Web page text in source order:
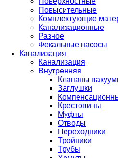
Повысительные
Комплектующие
Канализационные
Разное
Фекальные насосы
Канализация
Канализация
Внутренняя
Клапаны
Заглушки
Крестовины
Муфты
Отводы
Переходники
Тройники
Трубы